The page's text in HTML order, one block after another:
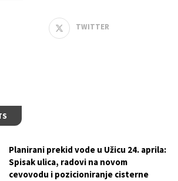
TWITTER
Planirani prekid vode u Užicu 24. aprila:
Spisak ulica, radovi na novom
cevovodu i pozicioniranje cisterne